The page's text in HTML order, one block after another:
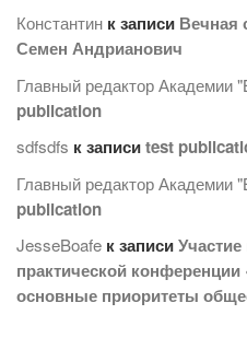
Константин к записи Вечная
Семен Андрианович
Главный редактор Академии
publication
sdfsdfs к записиtest
Главный редактор Академии
publication
JesseBoafe к записи
практической
основные приоритеты